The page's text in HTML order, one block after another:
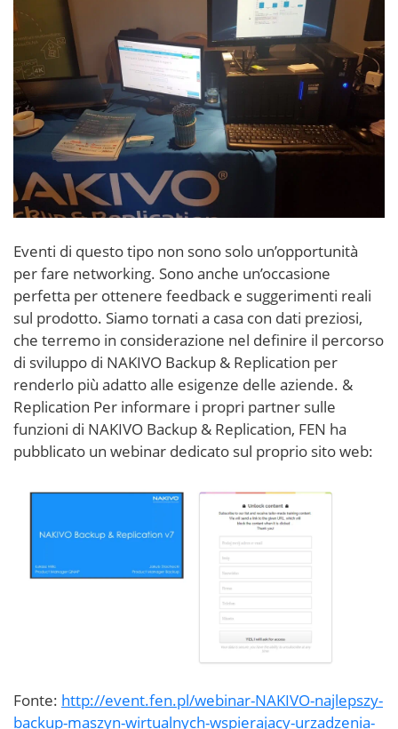
Eventi di questo tipo non sono solo un’opportunità
per fare networking. Sono anche un’occasione
perfetta per ottenere feedback e suggerimenti reali
sul prodotto. Siamo tornati a casa con dati preziosi,
che terremo in considerazione nel definire il percorso
di sviluppo di NAKIVO Backup & Replication per
renderlo più adatto alle esigenze delle aziende. &
Replication Per informare i propri partner sulle
funzioni di NAKIVO Backup & Replication, FEN ha
pubblicato un webinar dedicato sul proprio sito web:
Fonte: http://event.fen.pl/webinar-NAKIVO-najlepszy-
backup-maszyn-wirtualnych-wspierajacy-urzadzenia-